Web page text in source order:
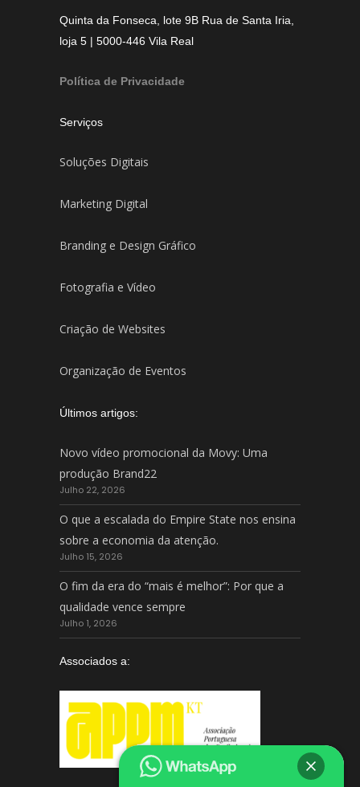
Quinta da Fonseca, lote 9B Rua de Santa Iria,
loja 5 | 5000-446 Vila Real
Política de Privacidade
Serviços
Soluções Digitais
Marketing Digital
Branding e Design Gráfico
Fotografia e Vídeo
Criação de Websites
Organização de Eventos
Últimos artigos:
Novo vídeo promocional da Movy: Uma
produção Brand22
Julho 22, 2026
O que a escalada do Empire State nos ensina
sobre a economia da atenção.
Julho 15, 2026
O fim da era do “mais é melhor”: Por que a
qualidade vence sempre
Julho 1, 2026
Associados a: